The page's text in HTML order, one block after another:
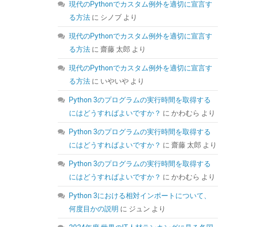
SP Silicon Power シリコンパワー SSD 512GB
3D NAND採用 SATA3 6Gb/s 2.5インチ 7mm
PS4動作確認済 3年保証 A55シリーズ
SP512GBSS3A55S25
(54310588) GBP 61.49
(2026-08-07
詳細はこちら
現代のPythonでカスタム例外を適切に宣言す
る方法 に シノブ より
現代のPythonでカスタム例外を適切に宣言す
る方法 に齋藤 太郎 より
現代のPythonでカスタム例外を適切に宣言す
る方法 に いやいや より
Python 3のプログラムの実行時間を取得する
にはどうすればよいですか？ にかわむら より
Python 3のプログラムの実行時間を取得する
にはどうすればよいですか？ に齋藤 太郎 より
Python 3のプログラムの実行時間を取得する
にはどうすればよいですか？ にかわむら より
Python 3における相対インポートについて、
何度目かの説明 に ジュン より